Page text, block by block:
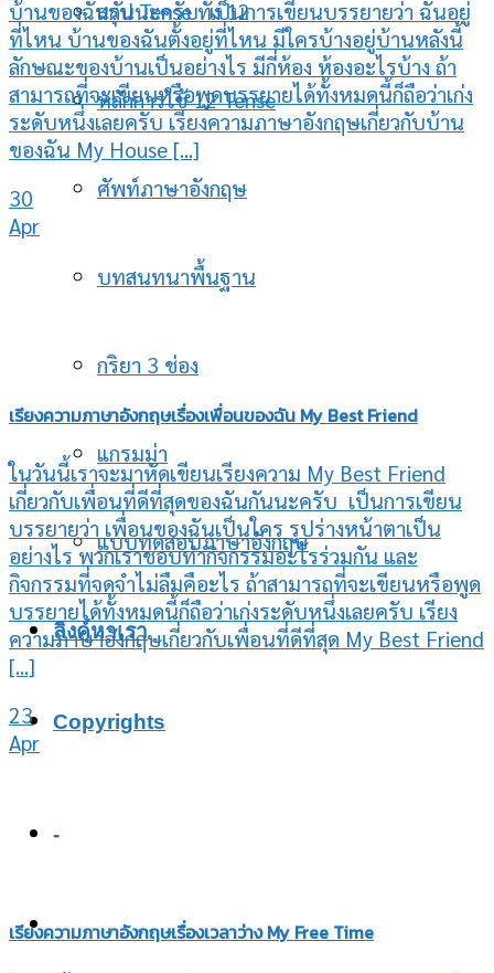
สรุป Tense ทั้ง 12
หลักการใช้ 12 Tense
ศัพท์ภาษาอังกฤษ
บทสนทนาพื้นฐาน
กริยา 3 ช่อง
แกรมม่า
แบบทดสอบภาษาอังกฤษ
ลิงค์หาเรา
Copyrights
-
บ้านของฉันกันนะครับ เป็นการเขียนบรรยายว่า ฉันอยู่
ที่ไหน บ้านของฉันตั้งอยู่ที่ไหน มีใครบ้างอยู่บ้านหลังนี้
ลักษณะของบ้านเป็นอย่างไร มีกี่ห้อง ห้องอะไรบ้าง ถ้า
สามารถที่จะเขียนหรือพูดบรรยายได้ทั้งหมดนี้ก็ถือว่าเก่ง
ระดับหนึ่งเลยครับ เรียงความภาษาอังกฤษเกี่ยวกับบ้าน
ของฉัน My House [...]
30
Apr
เรียงความภาษาอังกฤษเรื่องเพื่อนของฉัน My Best Friend
ในวันนี้เราจะมาหัดเขียนเรียงความ My Best Friend
เกี่ยวกับเพื่อนที่ดีที่สุดของฉันกันนะครับ เป็นการเขียน
บรรยายว่า เพื่อนของฉันเป็นใคร รูปร่างหน้าตาเป็น
อย่างไร พวกเราชอบทำกิจกรรมอะไรร่วมกัน และ
กิจกรรมที่จดจำไม่ลืมคือะไร ถ้าสามารถที่จะเขียนหรือพูด
บรรยายได้ทั้งหมดนี้ก็ถือว่าเก่งระดับหนึ่งเลยครับ เรียง
ความภาษาอังกฤษเกี่ยวกับเพื่อนที่ดีที่สุด My Best Friend
[...]
23
Apr
เรียงความภาษาอังกฤษเรื่องเวลาว่าง My Free Time